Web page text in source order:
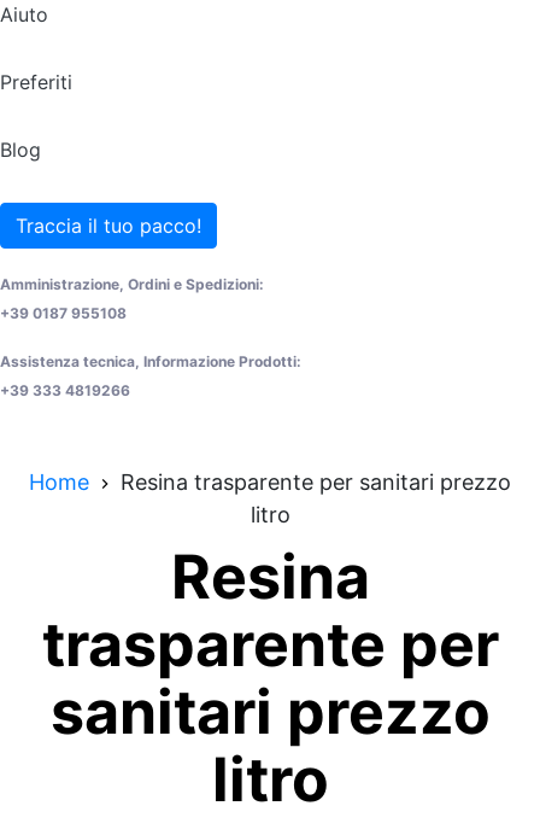
Aiuto
Preferiti
Blog
Traccia il tuo pacco!
Amministrazione, Ordini e Spedizioni:
+39 0187 955108
Assistenza tecnica, Informazione Prodotti:
+39 333 4819266
Home
Resina trasparente per sanitari prezzo
litro
Resina
trasparente per
sanitari prezzo
litro